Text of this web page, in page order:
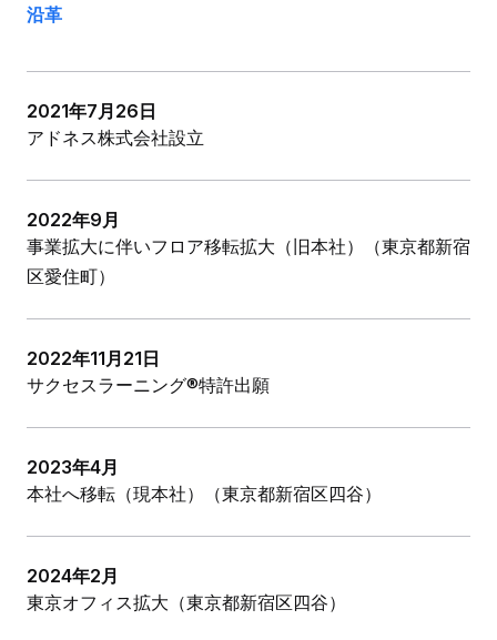
沿革
2021年7月26日
アドネス株式会社設立
2022年9月
事業拡大に伴いフロア移転拡大（旧本社）（東京都新宿
区愛住町）
2022年11月21日
サクセスラーニング®特許出願
2023年4月
本社へ移転（現本社）（東京都新宿区四谷）
2024年2月
東京オフィス拡大（東京都新宿区四谷）